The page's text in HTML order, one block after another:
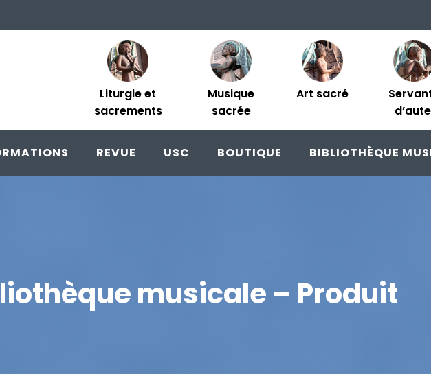
Liturgie et
sacrements
Musique
sacrée
Art sacré
REVUE USC BOUTIQUE BIBLIOTHÈQUE
musicale – Produit